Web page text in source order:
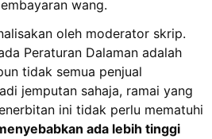
wang.
oleh moderator skrip.
Peraturan Dalaman adalah
tidak semua penjual
jemputan sahaja, ramai yang
ini tidak perlu mematuhi
ada lebih tinggi